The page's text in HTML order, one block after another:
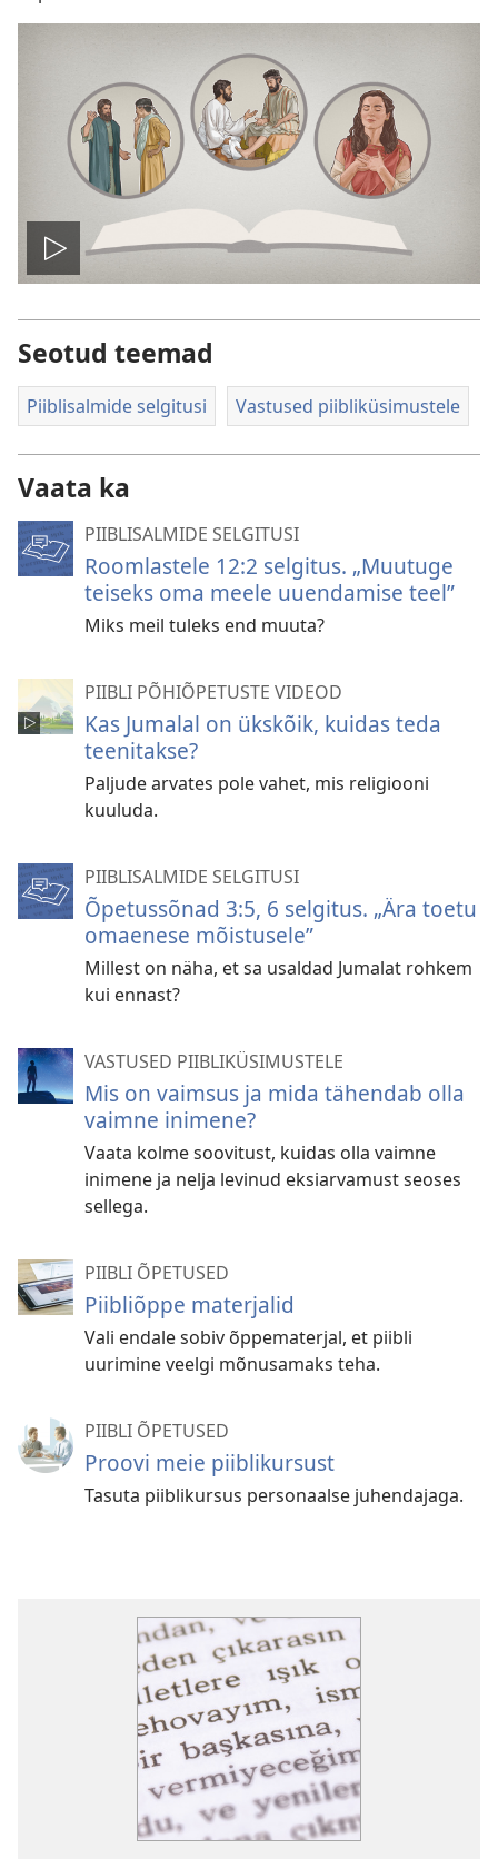
Esita
Seotud teemad
Piiblisalmide selgitusi Vastused piibliküsimustele
Vaata ka
PIIBLISALMIDE SELGITUSI
Roomlastele 12:2 selgitus. „Muutuge
teiseks oma meele uuendamise teel”
Miks meil tuleks end muuta?
PIIBLI PÕHIÕPETUSTE VIDEOD
Kas Jumalal on ükskõik, kuidas teda
teenitakse?
Paljude arvates pole vahet, mis religiooni
kuuluda.
PIIBLISALMIDE SELGITUSI
Õpetussõnad 3:5, 6 selgitus. „Ära toetu
omaenese mõistusele”
Millest on näha, et sa usaldad Jumalat rohkem
kui ennast?
VASTUSED PIIBLIKÜSIMUSTELE
Mis on vaimsus ja mida tähendab olla
vaimne inimene?
Vaata kolme soovitust, kuidas olla vaimne
inimene ja nelja levinud eksiarvamust seoses
sellega.
PIIBLI ÕPETUSED
Piibliõppe materjalid
Vali endale sobiv õppematerjal, et piibli
uurimine veelgi mõnusamaks teha.
PIIBLI ÕPETUSED
Proovi meie piiblikursust
Tasuta piiblikursus personaalse juhendajaga.